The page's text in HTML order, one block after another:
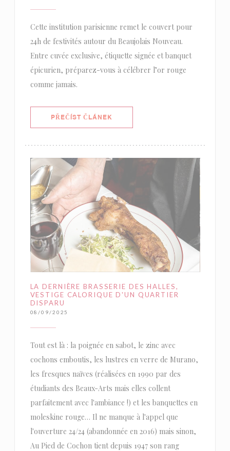
Cette institution parisienne remet le couvert pour
24h de festivités autour du Beaujolais Nouveau.
Entre cuvée exclusive, étiquette signée et banquet
épicurien, préparez-vous à célébrer l’or rouge
comme jamais.
PŘEČÍST ČLÁNEK
LA DERNIÈRE BRASSERIE DES HALLES,
VESTIGE CALORIQUE D'UN QUARTIER
DISPARU
08/09/2025
Tout est là : la poignée en sabot, le zinc avec
cochons emboutis, les lustres en verre de Murano,
les fresques naïves (réalisées en 1990 par des
étudiants des Beaux-Arts mais elles collent
parfaitement avec l'ambiance !) et les banquettes en
moleskine rouge… Il ne manque à l'appel que
l'ouverture 24/24 (abandonnée en 2016) mais sinon,
Au Pied de Cochon tient depuis 1947 son rang